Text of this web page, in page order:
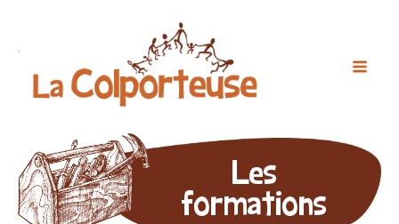
Les
formations